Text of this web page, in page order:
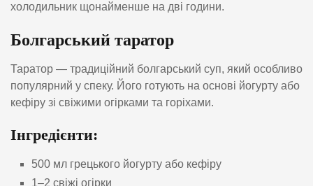
холодильник щонайменше на дві години.
Болгарський таратор
Таратор — традиційний болгарський суп, який особливо
популярний у спеку. Його готують на основі йогурту або
кефіру зі свіжими огірками та горіхами.
Інгредієнти:
500 мл грецького йогурту або кефіру
1–2 свіжі огірки